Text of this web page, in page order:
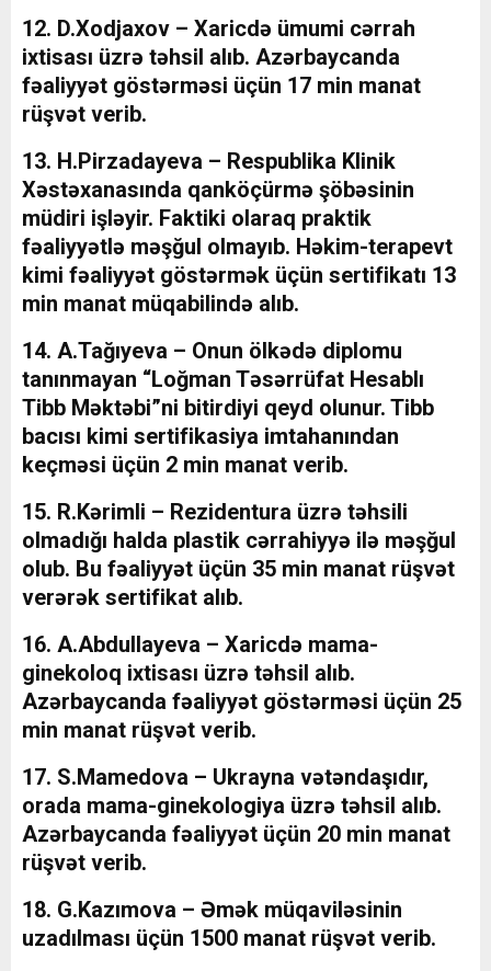
12. D.Xodjaxov – Xaricdə ümumi cərrah
ixtisası üzrə təhsil alıb. Azərbaycanda
fəaliyyət göstərməsi üçün 17 min manat
rüşvət verib.
13. H.Pirzadayeva – Respublika Klinik
Xəstəxanasında qanköçürmə şöbəsinin
müdiri işləyir. Faktiki olaraq praktik
fəaliyyətlə məşğul olmayıb. Həkim-terapevt
kimi fəaliyyət göstərmək üçün sertifikatı 13
min manat müqabilində alıb.
14. A.Tağıyeva – Onun ölkədə diplomu
tanınmayan “Loğman Təsərrüfat Hesablı
Tibb Məktəbi”ni bitirdiyi qeyd olunur. Tibb
bacısı kimi sertifikasiya imtahanından
keçməsi üçün 2 min manat verib.
15. R.Kərimli – Rezidentura üzrə təhsili
olmadığı halda plastik cərrahiyyə ilə məşğul
olub. Bu fəaliyyət üçün 35 min manat rüşvət
verərək sertifikat alıb.
16. A.Abdullayeva – Xaricdə mama-
ginekoloq ixtisası üzrə təhsil alıb.
Azərbaycanda fəaliyyət göstərməsi üçün 25
min manat rüşvət verib.
17. S.Mamedova – Ukrayna vətəndaşıdır,
orada mama-ginekologiya üzrə təhsil alıb.
Azərbaycanda fəaliyyət üçün 20 min manat
rüşvət verib.
18. G.Kazımova – Əmək müqaviləsinin
uzadılması üçün 1500 manat rüşvət verib.